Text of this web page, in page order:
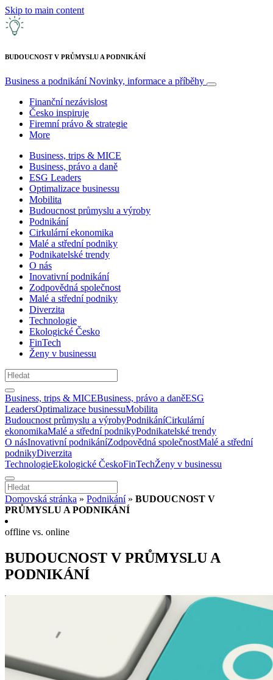
Skip to main content
BUDOUCNOST V PRŮMYSLU A PODNIKÁNÍ
Business a podnikáníNovinky, informace a příběhy
Finanční nezávislost
Česko inspiruje
Firemní právo & strategie
More
Business, trips & MICE
Business, právo a daně
ESG Leaders
Optimalizace businessu
Mobilita
Budoucnost průmyslu a výroby
Podnikání
Cirkulární ekonomika
Malé a střední podniky
Podnikatelské trendy
O nás
Inovativní podnikání
Zodpovědná společnost
Malé a střední podniky
Diverzita
Technologie
Ekologické Česko
FinTech
Ženy v businessu
Business, trips & MICEBusiness, právo a daněESG
LeadersOptimalizace businessuMobilita
Budoucnost průmyslu a výrobyPodnikáníCirkulární
ekonomikaMalé a střední podnikyPodnikatelské trendy
O násInovativní podnikáníZodpovědná společnostMalé a střední
podnikyDiverzita
TechnologieEkologické ČeskoFinTechŽeny v businessu
Domovská stránka » Podnikání» BUDOUCNOST V
PRŮMYSLU A PODNIKÁNÍ
offline vs. online
BUDOUCNOST V PRŮMYSLU A
PODNIKÁNÍ